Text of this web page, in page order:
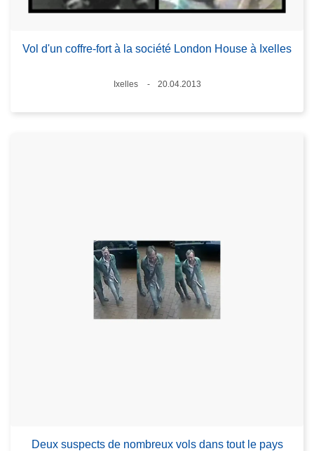
Vol d'un coffre-fort à la société London House à Ixelles
Lieux
Ixelles
20.04.2013
Deux suspects de nombreux vols dans tout le pays